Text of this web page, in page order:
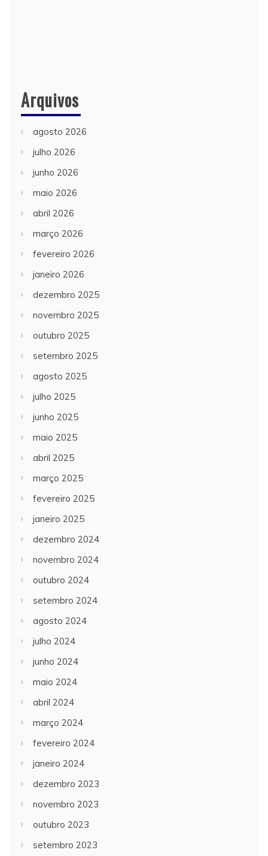
Arquivos
agosto 2026
julho 2026
junho 2026
maio 2026
abril 2026
março 2026
fevereiro 2026
janeiro 2026
dezembro 2025
novembro 2025
outubro 2025
setembro 2025
agosto 2025
julho 2025
junho 2025
maio 2025
abril 2025
março 2025
fevereiro 2025
janeiro 2025
dezembro 2024
novembro 2024
outubro 2024
setembro 2024
agosto 2024
julho 2024
junho 2024
maio 2024
abril 2024
março 2024
fevereiro 2024
janeiro 2024
dezembro 2023
novembro 2023
outubro 2023
setembro 2023